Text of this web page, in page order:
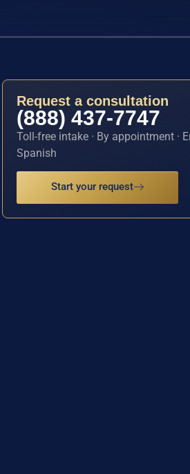
Request a consultation
(888) 437-7747
Toll-free intake · By appointment ·
Spanish
Start your request